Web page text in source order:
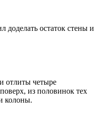
остаток стены и
отлиты четыре
из половинок тех
колоны.